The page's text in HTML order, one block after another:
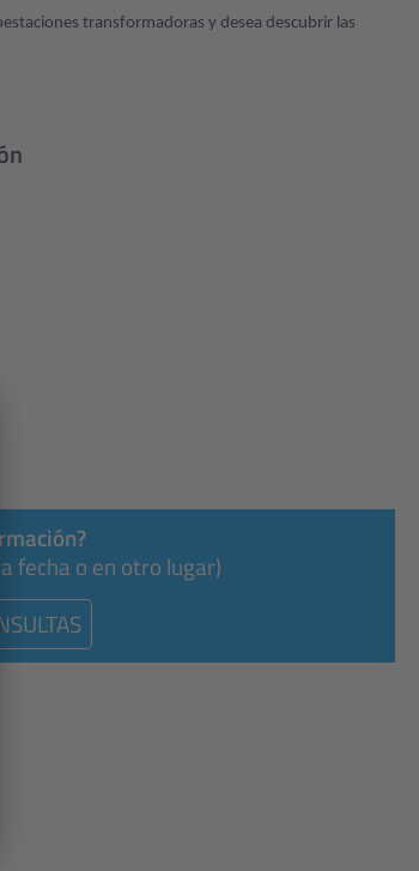
transformadoras y desea descubrir las
fecha o en otro lugar)